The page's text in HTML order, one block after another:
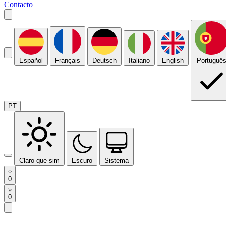
Contacto
Español Français Deutsch Italiano English Português
PT
Claro que sim Escuro Sistema
0
0